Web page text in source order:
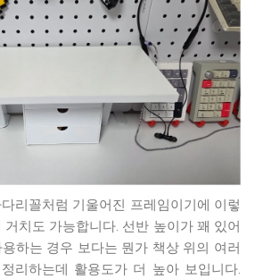
리꼴처럼 기울어진 프레임이기에 이렇
치도 가능합니다. 선반 높이가 꽤 있어
하는 경우 보다는 뭔가 책상 위의 여러
리하는데 활용도가 더 높아 보입니다.